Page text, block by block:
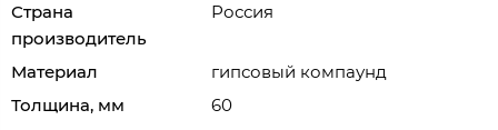
Страна
производитель
Россия
Материал
гипсовый компаунд
Толщина, мм
60